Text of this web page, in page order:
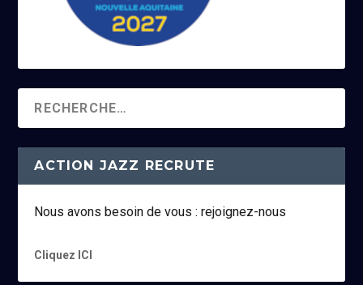
ACTION JAZZ RECRUTE
Nous avons besoin de vous : rejoignez-nous
Cliquez ICI